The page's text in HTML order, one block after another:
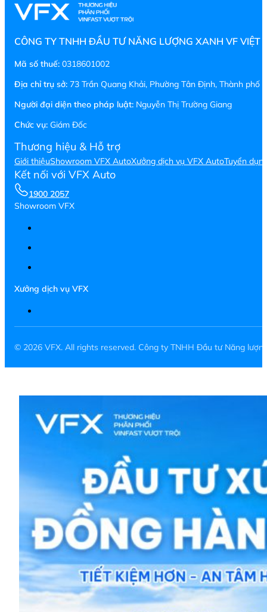
CÔNG TY TNHH ĐẦU TƯ NĂNG LƯỢNG XANH VF VIỆT
Mã số thuế: 0318601002
Địa chỉ trụ sở: 73 Trần Quang Khải, Phường Tân Định, Thành phố
Người đại diện theo pháp luật: Nguyễn Thị Trường Giang
Chức vụ: Giám Đốc
Thương hiệu & Hỗ trợ
Giới thiệuShowroom VFX AutoXưởng dịch vụ VFX AutoTuyển
Kết nối với VFX Auto
1900 2057
Showroom VFX
Xưởng dịch vụ VFX
© 2026 VFX. All rights reserved. Công ty TNHH Đầu tư Năng